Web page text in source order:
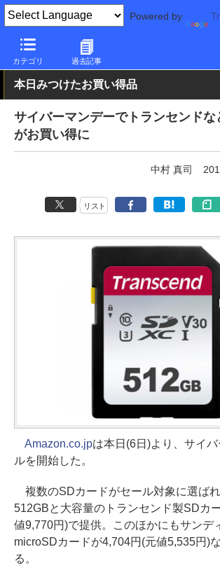
Powered by
カテゴリ 過去記事
PC Watch 半導体/周辺機器
本日みつけたお買い得品
サイバーマンデーでトランセンドな
がお買い得に
中村 真司
リスト
Amazon.co.jpは本日(6日)より、サイ
ルを開始した。
複数のSDカードがセール対象に選ば
512GBと大容量のトランセンド製SDカ
値9,770円)で提供。このほかにもサンデ
microSDカードが4,704円(元値5,535円)
る。